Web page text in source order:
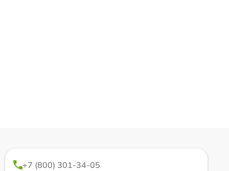
+7 (800) 301-34-05